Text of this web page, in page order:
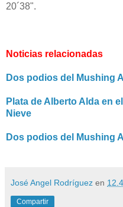
20´38".
Noticias relacionadas
Dos podios del Mushing
Plata de Alberto Alda en
Nieve
Dos podios del Mushing
José Angel Rodríguez en
Compartir